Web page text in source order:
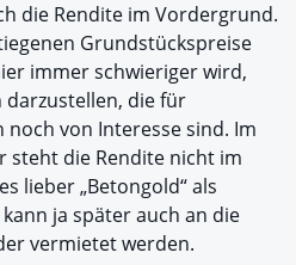
die Rendite im Vordergrund.
Grundstückspreise
immer schwieriger wird,
die für
von Interesse sind. Im
steht die Rendite nicht im
lieber „Betongold“ als
ja später auch an die
vermietet werden.